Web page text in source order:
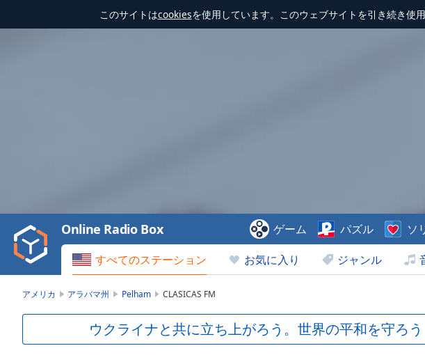
このサイトはcookiesを使用しています。このウェブサイトを引き続き使
Video
Play
Backward
Skip
Current
すべてのステーション お気に入り ジャンル
Online Radio Box ゲーム パズル ソ
アメリカ アラバマ州 Pelham CLASICAS FM
ウクライナと共に立ち上がろう。世界の平和を守ろう